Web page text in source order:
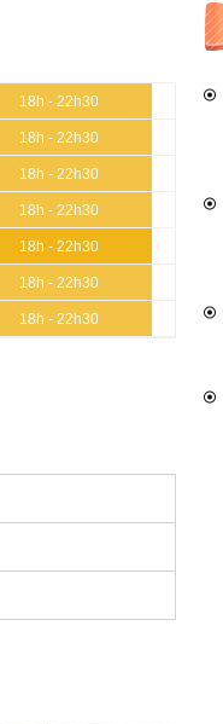
18h - 22h30
18h - 22h30
18h - 22h30
18h - 22h30
18h - 22h30
18h - 22h30
18h - 22h30